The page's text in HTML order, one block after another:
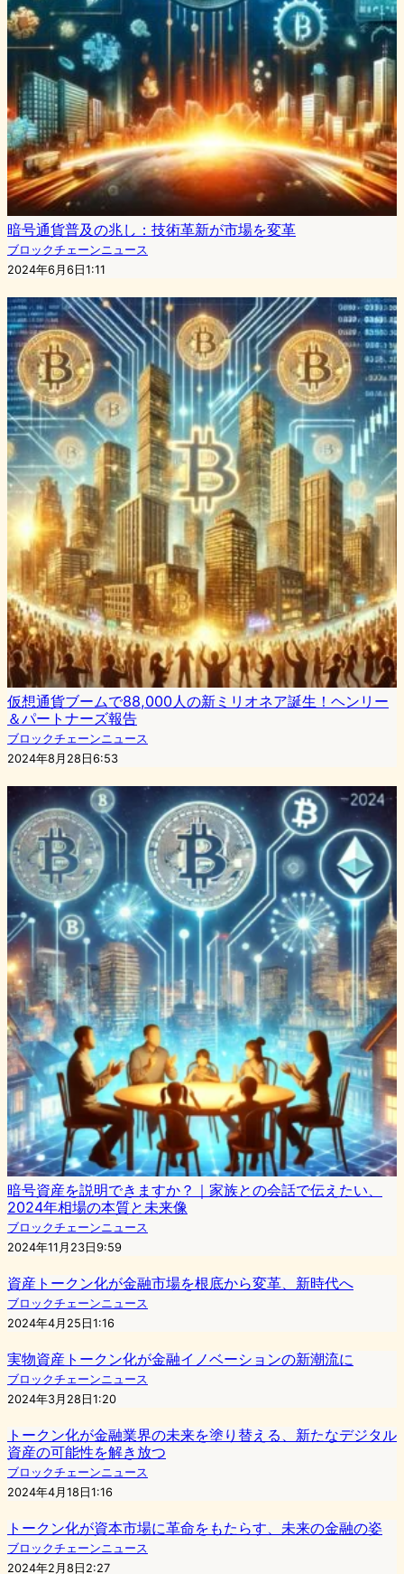
暗号通貨普及の兆し：技術革新が市場を変革
ブロックチェーンニュース
2024年6月6日1:11
仮想通貨ブームで88,000人の新ミリオネア誕生！ヘンリー
＆パートナーズ報告
ブロックチェーンニュース
2024年8月28日6:53
暗号資産を説明できますか？｜家族との会話で伝えたい、
2024年相場の本質と未来像
ブロックチェーンニュース
2024年11月23日9:59
資産トークン化が金融市場を根底から変革、新時代へ
ブロックチェーンニュース
2024年4月25日1:16
実物資産トークン化が金融イノベーションの新潮流に
ブロックチェーンニュース
2024年3月28日1:20
トークン化が金融業界の未来を塗り替える、新たなデジタル
資産の可能性を解き放つ
ブロックチェーンニュース
2024年4月18日1:16
トークン化が資本市場に革命をもたらす、未来の金融の姿
ブロックチェーンニュース
2024年2月8日2:27